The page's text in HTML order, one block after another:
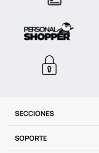
SECCIONES
SOPORTE